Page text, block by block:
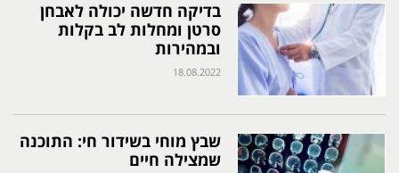
בדיקה חדשה יכולה לאבחן
סרטן ומחלות לב בקלות
ובמהירות
18.08.2022
שבץ מוחי בשידור חי: התוכנה
שמצילה חיים